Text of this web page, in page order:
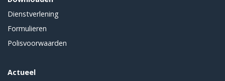
Dienstverlening
Formulieren
Polisvoorwaarden
Actueel